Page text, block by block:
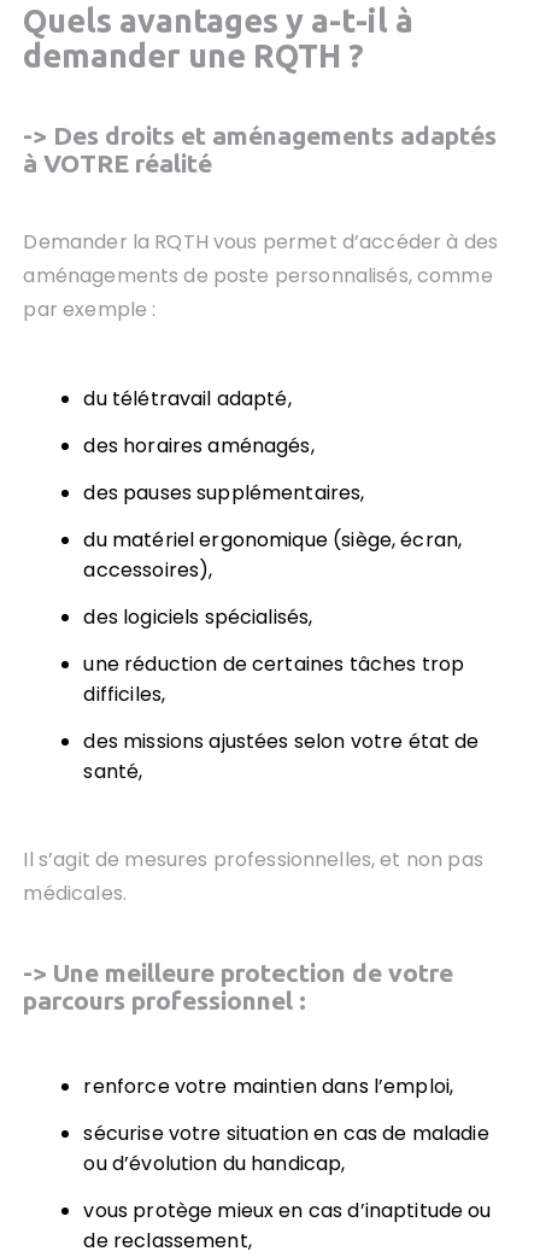
Quels avantages y a-t-il à
demander une RQTH ?
-> Des droits et aménagements adaptés
à VOTRE réalité
Demander la RQTH vous permet d’accéder à des
aménagements de poste personnalisés, comme
par exemple :
du télétravail adapté,
des horaires aménagés,
des pauses supplémentaires,
du matériel ergonomique (siège, écran,
accessoires),
des logiciels spécialisés,
une réduction de certaines tâches trop
difficiles,
des missions ajustées selon votre état de
santé,
Il s’agit de mesures professionnelles, et non pas
médicales.
-> Une meilleure protection de votre
parcours professionnel :
renforce votre maintien dans l’emploi,
sécurise votre situation en cas de maladie
ou d’évolution du handicap,
vous protège mieux en cas d’inaptitude ou
de reclassement,